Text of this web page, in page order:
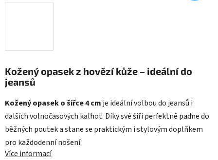
Kožený opasek z hovězí kůže – ideální do
jeansů
Kožený opasek o šířce 4 cm je ideální volbou do jeansů i
dalších volnočasových kalhot. Díky své šíři perfektně padne do
běžných poutek a stane se praktickým i stylovým doplňkem
pro každodenní nošení.
Více informací